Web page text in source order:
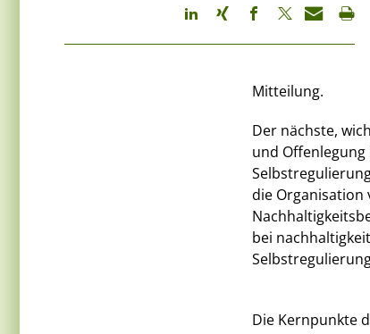
Mitteilung.
Der nächste,
und
die Organisation
bei
Die Kernpunkte